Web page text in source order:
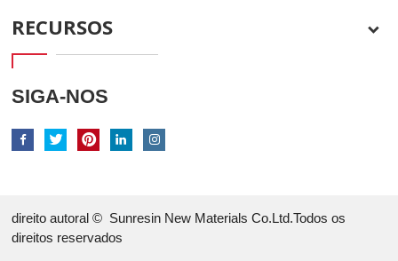
RECURSOS
SIGA-NOS
direito autoral © Sunresin New Materials Co.Ltd.Todos os
direitos reservados